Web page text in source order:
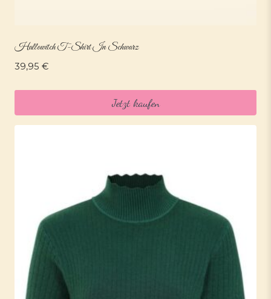
Hallowitch T-Shirt In Schwarz
39,95 €
Jetzt kaufen